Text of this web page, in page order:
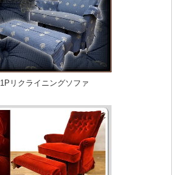
1Pリクライニングソファ